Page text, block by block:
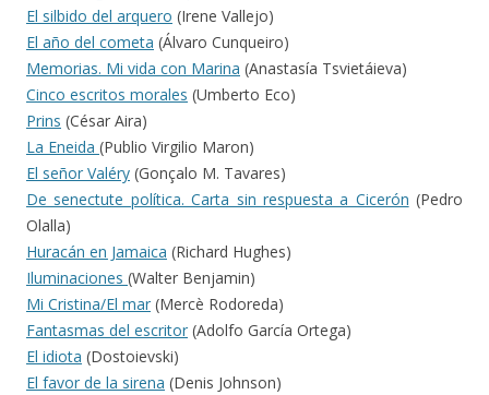
El silbido del arquero (Irene Vallejo)
El año del cometa (Álvaro Cunqueiro)
Memorias. Mi vida con Marina (Anastasía Tsvietáieva)
Cinco escritos morales (Umberto Eco)
Prins (César Aira)
La Eneida (Publio Virgilio Maron)
El señor Valéry (Gonçalo M. Tavares)
De senectute política. Carta sin respuesta a Cicerón (Pedro
Olalla)
Huracán en Jamaica (Richard Hughes)
Iluminaciones (Walter Benjamin)
Mi Cristina/El mar (Mercè Rodoreda)
Fantasmas del escritor (Adolfo García Ortega)
El idiota (Dostoievski)
El favor de la sirena (Denis Johnson)